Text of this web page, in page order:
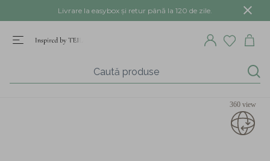
Livrare la easybox și retur până la 120 de zile.
360 view